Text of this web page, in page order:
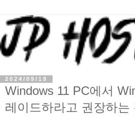
2024/09/19
Windows 11 PC에서
레이드하라고 권장하는